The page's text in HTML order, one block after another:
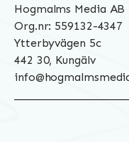
Hogmalms Media AB
Org.nr: 559132-4347
Ytterbyvägen 5c
442 30, Kungälv